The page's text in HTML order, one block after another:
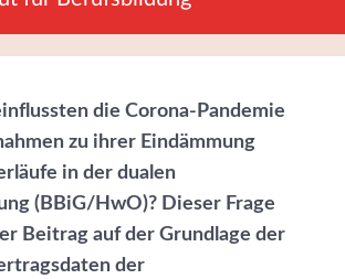
die Corona-Pandemie
zu ihrer Eindämmung
in der dualen
(BBiG/HwO)? Dieser Frage
Beitrag auf der Grundlage der
der